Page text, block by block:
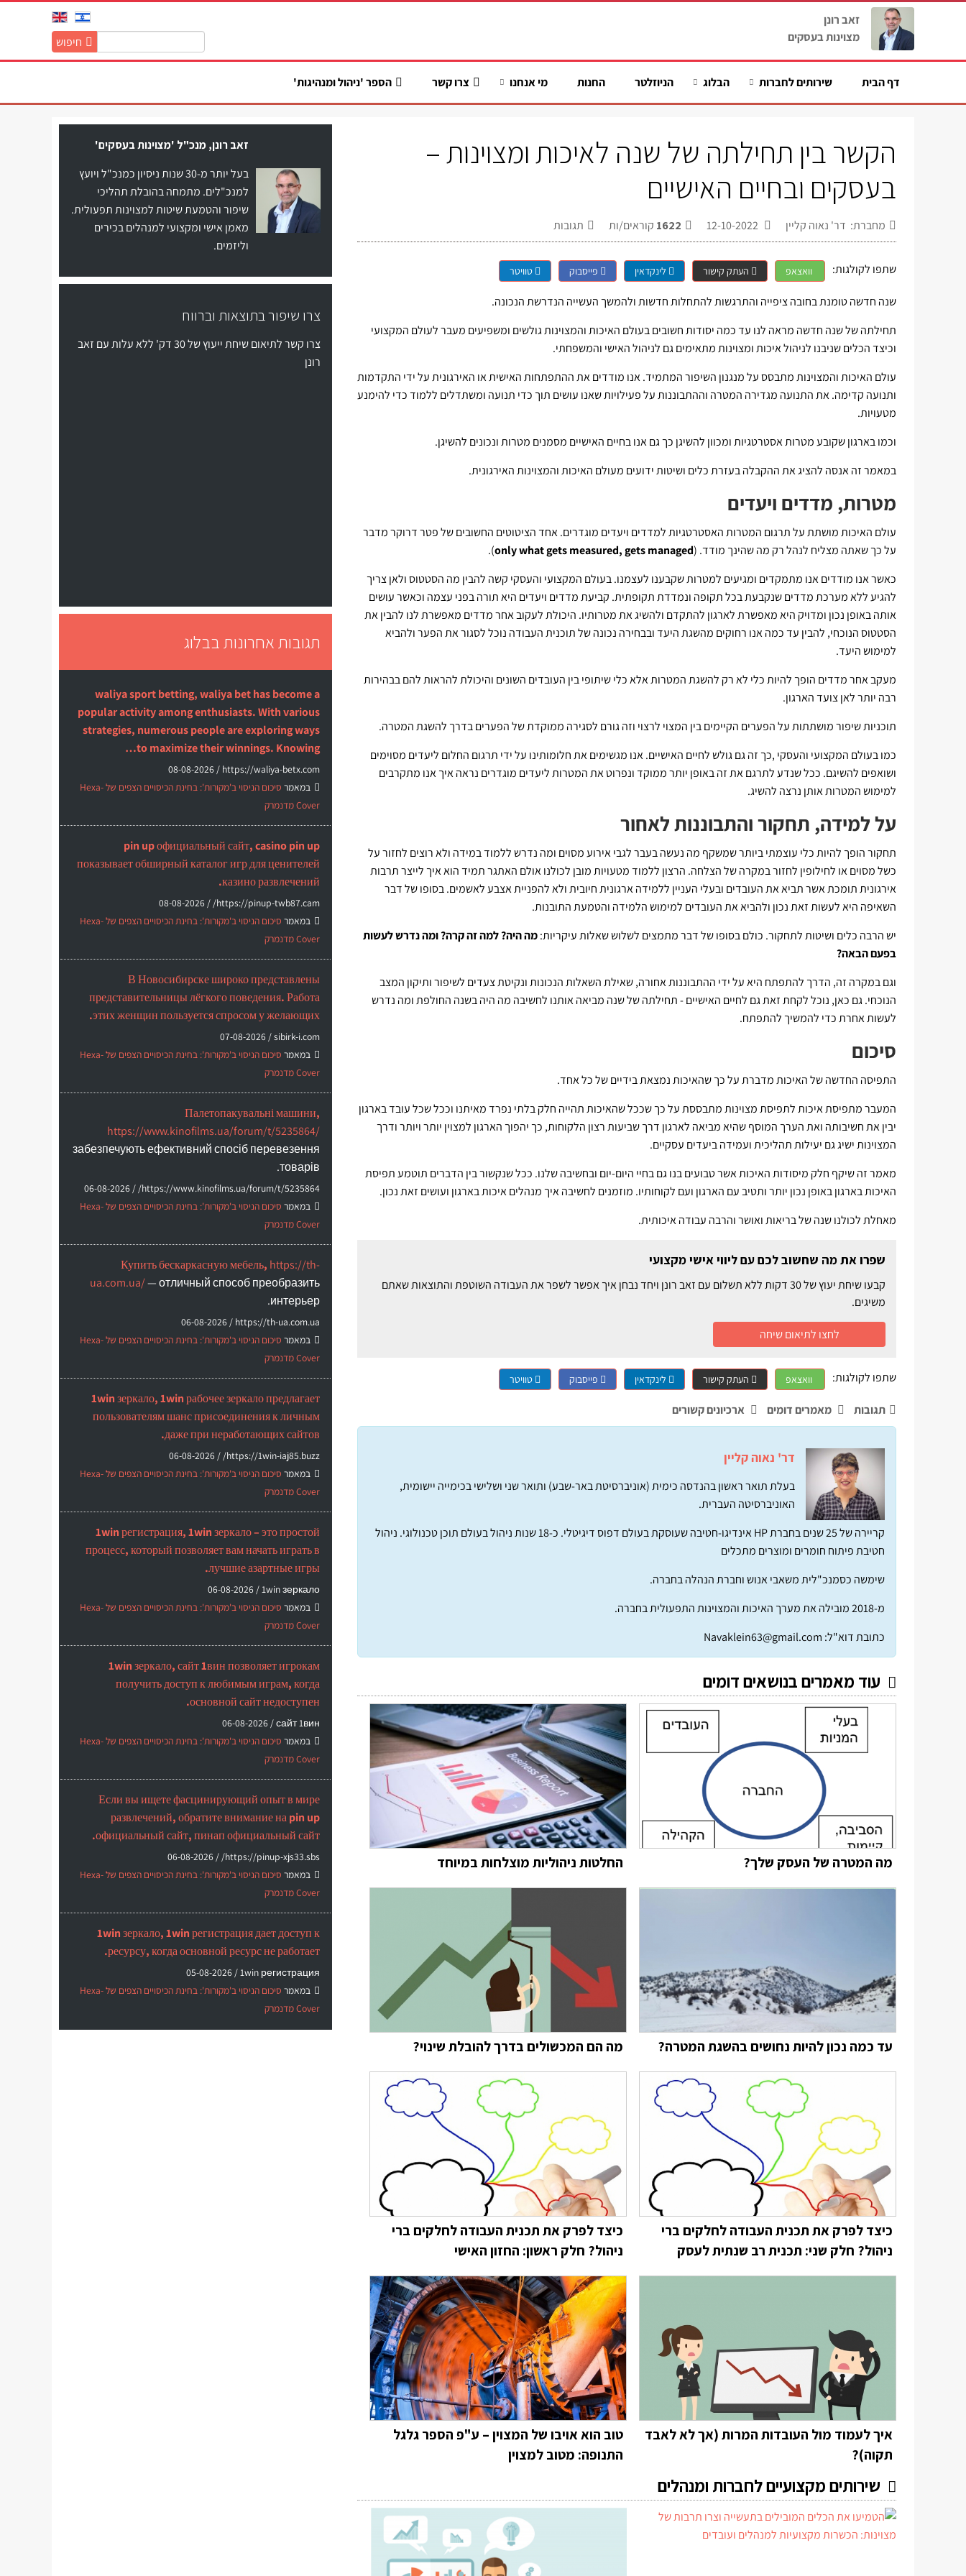
באתר:
חיפוש
זאב רונן
מצוינות בעסקים
דף הבית שירותים לחברות הבלוג הניוזלטר החנות מי אנחנו צרו קשר הספר 'ניהול ומנהיגות'
הקשר בין תחילתה של שנה לאיכות ומצוינות –
בעסקים ובחיים האישיים
מחברת: דר' נאוה קליין 1622 קוראים/ות תגובות
שתפו לקולגות: וואצאפ העתק קישור לינקדאין פייסבוק טוויטר
שנה חדשה טומנת בחובה ציפייה והתרגשות להתחלות חדשות ולהמשך העשייה הנדרשת הנכונה.
תחילתה של שנה חדשה מראה לנו עד כמה יסודות חשובים בעולם האיכות והמצוינות גולשים ומשפיעים מעבר לעולם המקצועי
וכיצד הכלים שניבנו לניהול איכות ומצוינות מתאימים גם לניהול האישי והמשפחתי.
עולם האיכות והמצוינות מתבסס על מנגנון השיפור המתמיד. אנו מודדים את ההתפתחות האישית או האירגונית על ידי התקדמות
ותנועה קדימה. את התנועה מגדירה המטרה וההתבוננות על פעילויות שאנו עושים תוך כדי תנועה ומשתדלים ללמוד כדי להימנע
מטעויות.
וכמו בארגון שקובע מטרות אסטרטגיות ומכוון להשיגן כך גם אנו בחיים האישיים מסמנים מטרות ונכונים להשיגן.
במאמר זה אנסה להציג את ההקבלה בעזרת כלים ושיטות ידועים מעולם האיכות והמצוינות האירגונית.
מטרות, מדדים ויעדים
עולם האיכות מושתת על תרגום המטרות האסטרטגיות למדדים ויעדים מוגדרים. אחד הציטוטים החשובים של פטר דרוקר מדבר
על כך שאתה מצליח לנהל רק מה שהינך מודד. (only what gets measured, gets managed
).
כאשר אנו מודדים אנו מתמקדים ומגיעים למטרות שקבענו לעצמנו. בעולם המקצועי והעסקי קשה להבין מה הסטטוס ולאן צריך
להגיע ללא מערכת מדדים שנקבעת בכל תקופה ונמדדת תקופתית. קביעת מדדים ויעדים היא תורה בפני עצמה וכאשר עושים
אותה באופן נכון ומדויק היא מאפשרת לארגון להתקדם ולהשיג את מטרותיו. היכולת לעקוב אחר מדדים מאפשרת לנו להבין את
הסטטוס הנוכחי, להבין עד כמה אנו רחוקים מהשגת היעד ובבחירה נכונה של תוכנית העבודה נוכל לסגור את הפער ולהביא
למימוש היעד.
מעקב אחר מדדים הופך להיות כלי לא רק להשגת המטרות אלא כלי שיתופי בין העובדים השונים והיכולת להראות להם בבהירות
רבה יותר לאן צועד הארגון.
תוכניות שיפור מושתתות על הפערים הקיימים בין המצוי לרצוי וזה גורם לסגירה ממוקדת של הפערים בדרך להשגת המטרה.
כמו בעולם המקצועי והעסקי ,כך זה גם גולש לחיים האישיים. אנו מגשימים את חלומותינו על ידי תרגום החלום ליעדים מסוימים
ושואפים להשיגם. ככל שנדע לתרגם את זה באופן יותר ממוקד ונפרוט את המטרות ליעדים מוגדרים נראה איך אנו מתקרבים
למימוש המטרות אותן נרצה להשיג.
על למידה, תחקור והתבוננות לאחור
תחקור הופך להיות כלי עוצמתי ביותר שמשקף מה נעשה בעבר לגבי אירוע מסוים ומה נדרש ללמוד במידה ולא רוצים לחזור על
כשל מסוים או לחילופין לחזור במקרה של הצלחה. הרצון ללמוד מטעויות מובן לכולנו אולם האתגר תמיד הוא איך לייצר תרבות
אירגונית תומכת אשר תביא את העובדים ובעלי העניין ללמידה ארגונית חיובית ולא להפניית אצבע לאשמים. בסופו של דבר
השאיפה היא לעשות זאת נכון ולהביא את העובדים למימוש הלמידה והטמעת התובנות.
יש הרבה כלים ושיטות לתחקור. כולם בסופו של דבר מתמצים לשלוש שאלות עיקריות:מה היה? למה זה קרה? ומה נדרש לעשות
בפעם הבאה?
וגם במקרה זה, הדרך להתפתח היא על ידי ההתבוננות אחורה, שאילת השאלות הנכונות ונקיטת צעדים לשיפור ותיקון המצב
הנוכחי. גם כאן, נוכל לקחת זאת גם לחיים האישיים - תחילתה של שנה מביאה אותנו לחשיבה מה היה בשנה החולפת ומה נדרש
לעשות אחרת כדי להמשיך להתפתח.
סיכום
התפיסה החדשה של האיכות מדברת על כך שהאיכות נמצאת בידיים של כל אחד.
המעבר מתפיסת איכות לתפיסת מצוינות מתבססת על כך שככל שהאיכות תהייה חלק בלתי נפרד מאיתנו וככל שכל עובד בארגון
יבין את חשיבותה ואת הערך המוסף שהיא מביאה לארגון דרך שביעות רצון הלקוחות, כך יהפוך הארגון למצוין יותר ויותר ודרך
המצוינות ישיג גם יעילות תהליכית ועמידה ביעדים עסקיים.
מאמר זה שיקף חלק מיסודות האיכות אשר טבועים בנו גם בחיי היום-יום ובחשיבה שלנו. ככל שנקשור בין הדברים תוטמע תפיסת
האיכות בארגון באופן נכון יותר ותטיב עם הארגון ועם לקוחותיו. מוזמנים לחשיבה איך מנהלים איכות בארגון ועושים זאת נכון.
מאחלת לכולנו שנה של בריאות ואושר והרבה עבודה איכותית.
שפרו את מה שחשוב לכם עם ליווי אישי מקצועי
קבעו שיחת יעוץ של 30 דקות ללא תשלום עם זאב רונן ויחד נבחן איך אפשר לשפר את העבודה השוטפת והתוצאות שאתם
משיגים.
לחצו לתיאום שיחה
שתפו לקולגות: וואצאפ העתק קישור לינקדאין פייסבוק טוויטר
תגובות מאמרים דומים ארכיונים קשורים
דר' נאוה קליין
בעלת תואר ראשון בהנדסה כימית (אוניברסיטת באר-שבע) ותואר שני ושלישי בכימייה יישומית,
האוניברסיטה העברית.
קריירה של 25 שנים בחברת HP אינדיגו-חטיבה שעוסקת בעולם דפוס דיגיטלי. כ-18 שנות ניהול בעולם תוכן טכנולוגי. ניהול
חטיבת פיתוח חומרים ומוצרים מתכלים
שימשה כסמנכ"לית משאבי אנוש וחברת הנהלה בחברה.
מ-2018 מובילה את מערך האיכות והמצוינות התפעולית בחברה.
כתובת דוא"ל: Navaklein63@gmail.com
עוד מאמרים בנושאים דומים
מה המטרה של העסק שלך? החלטות ניהוליות מוצלחות במיוחד
עד כמה נכון להיות נחושים בהשגת המטרה? מה הם המכשולים בדרך להובלת שינוי?
כיצד לפרק את תכנית העבודה לחלקים ברי
ניהול? חלק שני: תכנית רב שנתית לעסק
כיצד לפרק את תכנית העבודה לחלקים ברי
ניהול? חלק ראשון: החזון האישי
איך לעמוד מול העובדות המרות (אך לא לאבד
תקוה)?
טוב הוא אויבו של המצוין – ע"פ הספר גלגל
התנופה: מטוב למצוין
שירותים מקצועיים לחברות ומנהלים
זאב רונן, מנכ"ל 'מצוינות בעסקים'
בעל יותר מ-30 שנות ניסיון כמנכ"ל ויועץ
למנכ"לים. מתמחה בהובלת תהליכי
שיפור והטמעת שיטות למצוינות תפעולית.
מאמן אישי ומקצועי למנהלים בכירים
וליזמים.
צרו שיפור בתוצאות וברווח
צרו קשר לתיאום שיחת ייעוץ של 30 דק' ללא עלות עם זאב
רונן
תגובות אחרונות בבלוג
waliya sport betting, waliya bet has become a
popular activity among enthusiasts. With various
strategies, numerous people are exploring ways
to maximize their winnings. Knowing…
https://waliya-betx.com /
08-08-2026
במאמר
סיכום הניסוי ב'מקורות': בחינת הכיסויים הצפים של Hexa-
Cover מדנמרק
pin up официальный сайт, casino pin up
показывает обширный каталог игр для ценителей
казино развлечений.
https://pinup-twb87.cam/ /
08-08-2026
במאמר
סיכום הניסוי ב'מקורות': בחינת הכיסויים הצפים של Hexa-
Cover מדנמרק
В Новосибирске широко представлены
представительницы лёгкого поведения. Работа
этих женщин пользуется спросом у желающих.
sibirk-i.com /
07-08-2026
במאמר
סיכום הניסוי ב'מקורות': בחינת הכיסויים הצפים של Hexa-
Cover מדנמרק
Палетопакувальні машини,
https://www.kinofilms.ua/forum/t/5235864/
забезпечують ефективний спосіб перевезення
товарів.
https://www.kinofilms.ua/forum/t/5235864/ /
06-08-2026
במאמר
סיכום הניסוי ב'מקורות': בחינת הכיסויים הצפים של Hexa-
Cover מדנמרק
Купить бескаркасную мебель, https://th-
ua.com.ua/— отличный способ преобразить
интерьер.
https://th-ua.com.ua /
06-08-2026
במאמר
סיכום הניסוי ב'מקורות': בחינת הכיסויים הצפים של Hexa-
Cover מדנמרק
1win зеркало, 1win рабочее зеркало предлагает
пользователям шанс присоединения к личным
даже при неработающих сайтов.
https://1win-iaj85.buzz/ /
06-08-2026
במאמר
סיכום הניסוי ב'מקורות': בחינת הכיסויים הצפים של Hexa-
Cover מדנמרק
1win регистрация, 1win зеркало – это простой
процесс, который позволяет вам начать играть в
лучшие азартные игры.
1win зеркало /
06-08-2026
במאמר
סיכום הניסוי ב'מקורות': בחינת הכיסויים הצפים של Hexa-
Cover מדנמרק
1win зеркало, сайт 1вин позволяет игрокам
получить доступ к любимым играм, когда
основной сайт недоступен.
сайт 1вин /
06-08-2026
במאמר
סיכום הניסוי ב'מקורות': בחינת הכיסויים הצפים של Hexa-
Cover מדנמרק
Если вы ищете фасцинирующий опыт в мире
развлечений, обратите внимание на pin up
официальный сайт, пинап официальный сайт.
https://pinup-xjs33.sbs/ /
06-08-2026
במאמר
סיכום הניסוי ב'מקורות': בחינת הכיסויים הצפים של Hexa-
Cover מדנמרק
1win зеркало, 1win регистрация дает доступ к
ресурсу, когда основной ресурс не работает.
1win регистрация /
05-08-2026
במאמר
סיכום הניסוי ב'מקורות': בחינת הכיסויים הצפים של Hexa-
Cover מדנמרק